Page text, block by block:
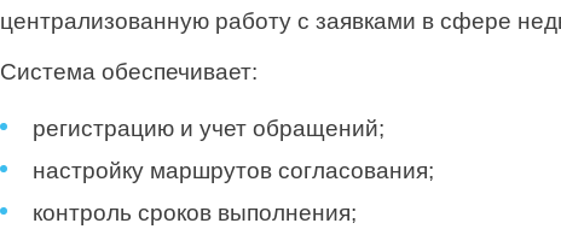
централизованную работу с заявками в сфере
Система обеспечивает:
регистрацию и учет обращений;
настройку маршрутов согласования;
контроль сроков выполнения;